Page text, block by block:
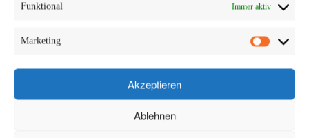
Funktional Immer aktiv
Marketing
Akzeptieren
Ablehnen